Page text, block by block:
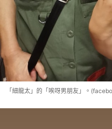
「細龍太」的「唉呀男朋友」。